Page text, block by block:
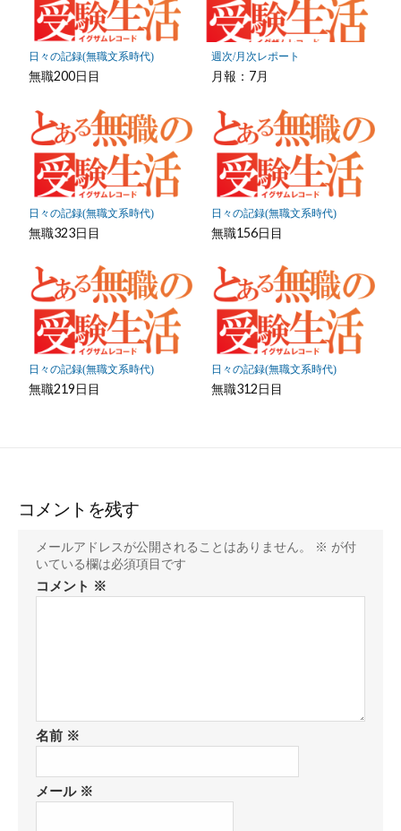
ク
に
保
日々の記録(無職文系時代)
無職200日目
週次/月次レポート
月報：7月
日々の記録(無職文系時代)
無職323日目
日々の記録(無職文系時代)
無職156日目
日々の記録(無職文系時代)
無職219日目
日々の記録(無職文系時代)
無職312日目
コメントを残す
メールアドレスが公開されることはありません。 ※ が付
いている欄は必須項目です
コメント ※
名前 ※
メール ※